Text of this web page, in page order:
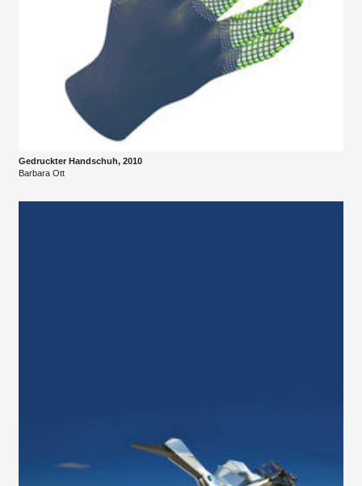
Gedruckter Handschuh, 2010
Barbara Ott